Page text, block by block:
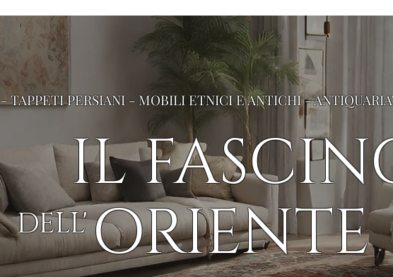
- TAPPETI PERSIANI - MOBILI ETNICI E ANTICHI -
DELL'
IL
ORIENTE